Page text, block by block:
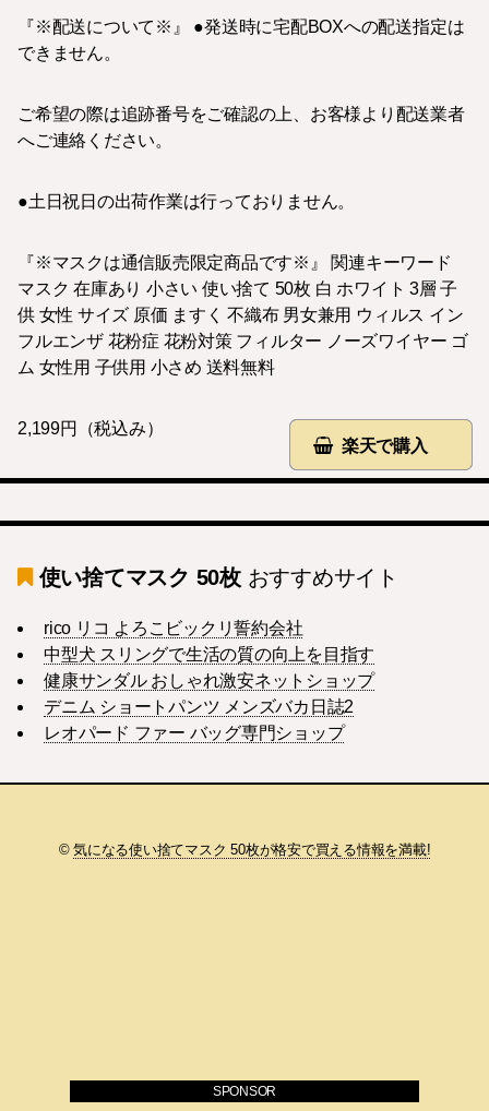
『※配送について※』 ●発送時に宅配BOXへの配送指定は
できません。
ご希望の際は追跡番号をご確認の上、お客様より配送業者
へご連絡ください。
●土日祝日の出荷作業は行っておりません。
『※マスクは通信販売限定商品です※』 関連キーワード
マスク 在庫あり 小さい 使い捨て 50枚 白 ホワイト 3層 子
供 女性 サイズ 原価 ますく 不織布 男女兼用 ウィルス イン
フルエンザ 花粉症 花粉対策 フィルター ノーズワイヤー ゴ
ム 女性用 子供用 小さめ 送料無料
楽天で購入
2,199円（税込み）
使い捨てマスク 50枚おすすめサイト
rico リコ よろこビックリ誓約会社
中型犬 スリングで生活の質の向上を目指す
健康サンダル おしゃれ激安ネットショップ
デニム ショートパンツ メンズバカ日誌2
レオパード ファー バッグ専門ショップ
©気になる使い捨てマスク 50枚が格安で買える情報を満載!
SPONSOR